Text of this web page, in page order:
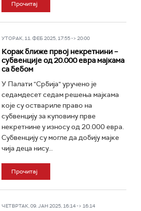
Прочитај
УТОРАК, 11. ФЕБ 2025, 17:55 -> 20:00
Корак ближе првој некретнини –
субвенције од 20.000 евра мајкама
са бебом
У Палати "Србија" уручено је
седамдесет седам решења мајкама
које су оствариле право на
субвенцију за куповину прве
некретнине у износу од 20.000 евра.
Субвенцију су могле да добију мајке
чија деца нису...
Прочитај
ЧЕТВРТАК, 09. ЈАН 2025, 16:14 -> 16:14